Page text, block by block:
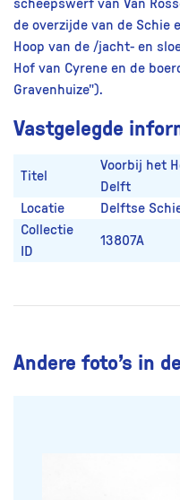
scheepswerf van Van
de overzijde van de Schie
Hoop van de /jacht- en
Hof van Cyrene en de
Gravenhuize").
Vastgelegde
Titel
Voorbij het
Delft
Locatie
Delftse
Collectie
ID
13807A
Andere foto’s in